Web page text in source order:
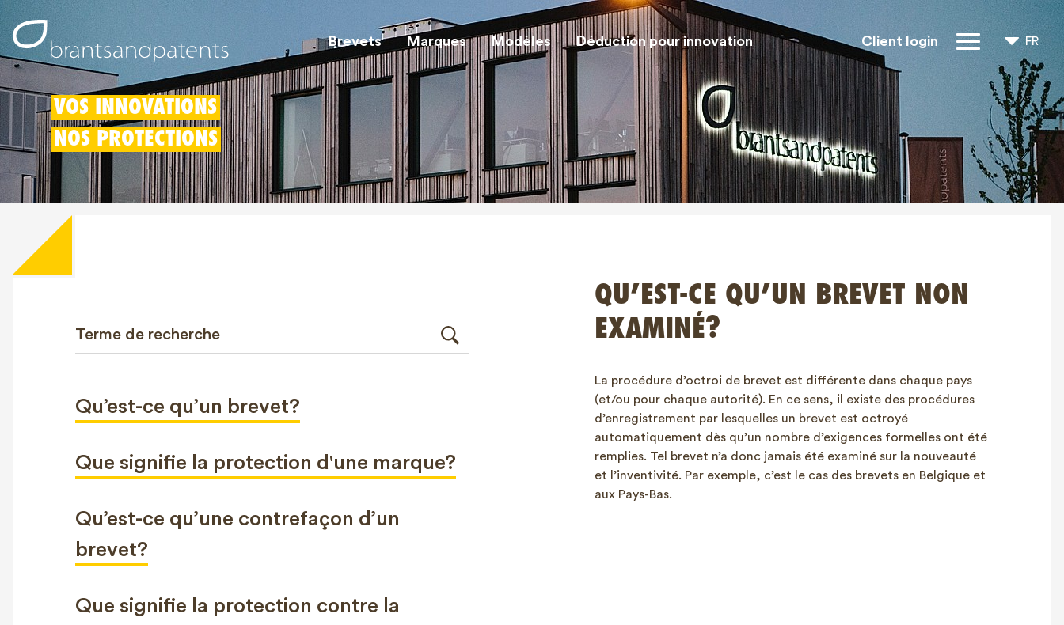
Brevets Marques Modèles Déduction pour innovation Client login
Droits IP
À propos de
nous
Blogs
FR
NL
EN
VOS INNOVATIONS
NOS PROTECTIONS
Qu’est-ce qu’un brevet?
Que signifie la protection d'une marque?
Qu’est-ce qu’une contrefaçon d’un
brevet?
Que signifie la protection contre la
QU’EST-CE QU’UN BREVET NON
EXAMINÉ?
La procédure d’octroi de brevet est différente dans chaque pays
(et/ou pour chaque autorité). En ce sens, il existe des procédures
d’enregistrement par lesquelles un brevet est octroyé
automatiquement dès qu’un nombre d’exigences formelles ont été
remplies. Tel brevet n’a donc jamais été examiné sur la nouveauté
et l’inventivité. Par exemple, c’est le cas des brevets en Belgique et
aux Pays-Bas.